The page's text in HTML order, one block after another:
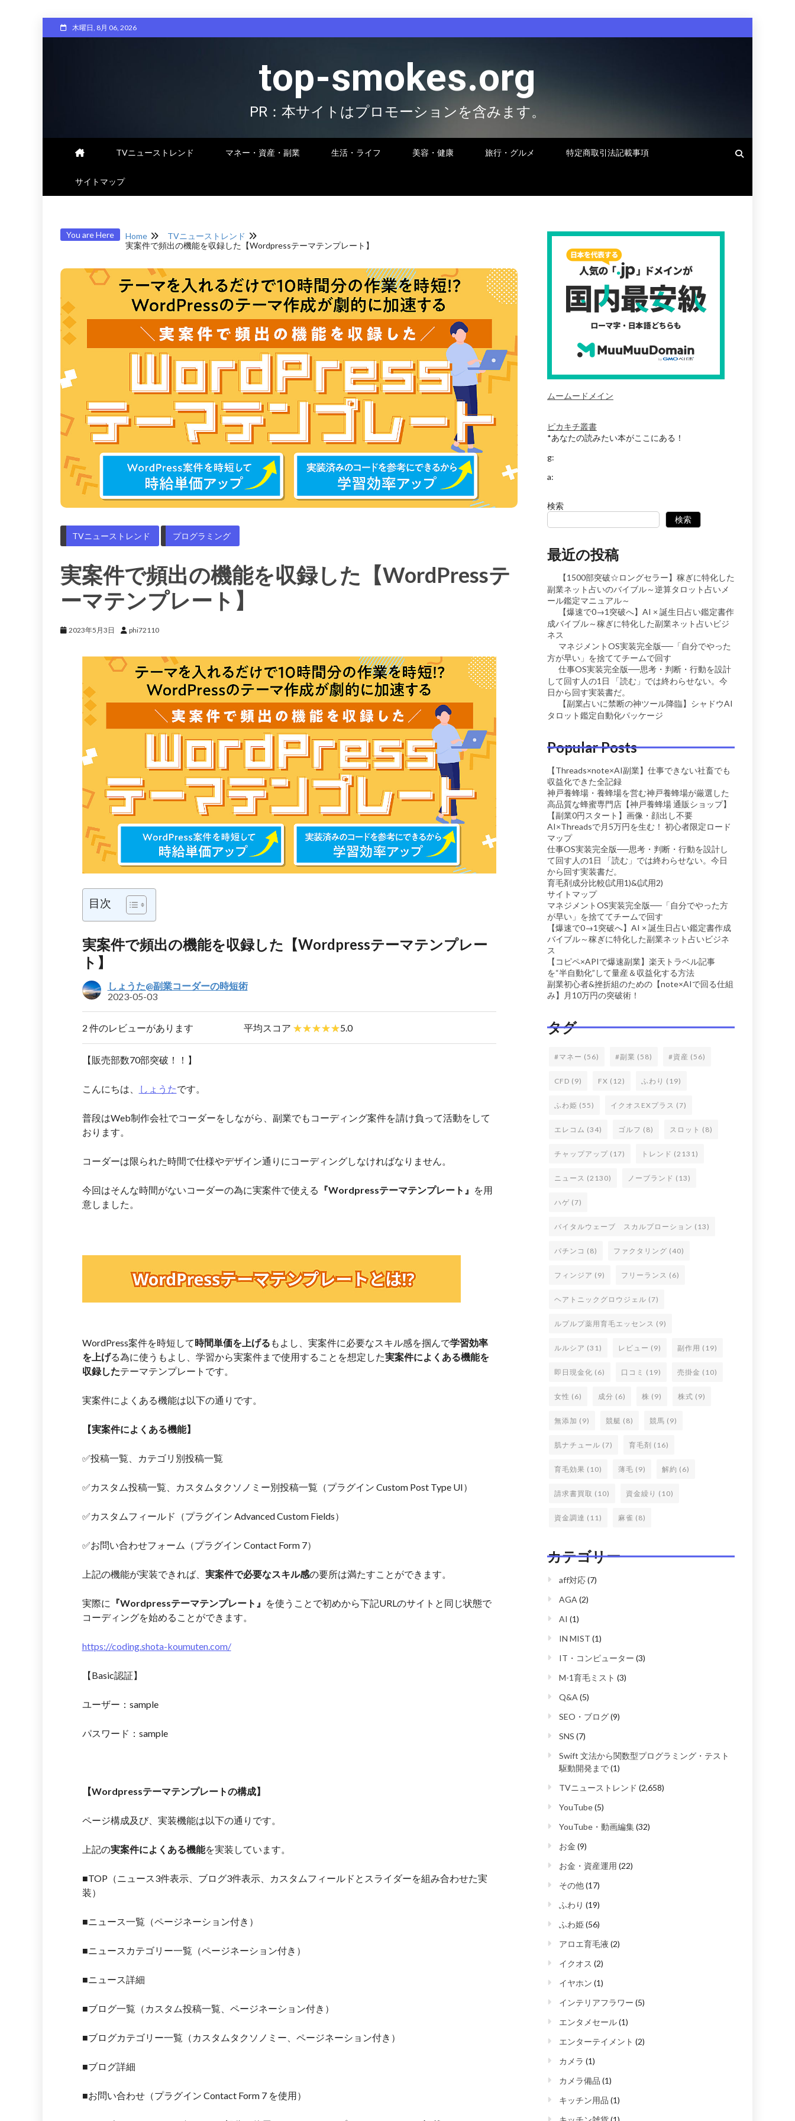
木曜日, 8月 06, 2026
top-smokes.org
PR：本サイトはプロモーションを含みます。
TVニューストレンド マネー・資産・副業 生活・ライフ 美容・健康 旅行・グルメ 特定商取引法記載事項
サイトマップ
You are Here Home
TVニューストレンド
実案件で頻出の機能を収録した【Wordpressテーマテンプレート】
TVニューストレンド プログラミング
実案件で頻出の機能を収録した【WordPressテ
ーマテンプレート】
2023年5月3日 phi72110
目次
実案件で頻出の機能を収録した【Wordpressテーマテンプレー
ト】
しょうた@副業コーダーの時短術
2023-05-03
2 件のレビューがあります 平均スコア 5.0
【販売部数70部突破！！】
こんにちは、 しょうたです。
普段はWeb制作会社でコーダーをしながら、副業でもコーディング案件を請け負って活動をして
おります。
コーダーは限られた時間で仕様やデザイン通りにコーディングしなければなりません。
今回はそんな時間がないコーダーの為に実案件で使える 『Wordpressテーマテンプレート』 を用
意しました。
WordPress案件を時短して時間単価を上げる もよし、実案件に必要なスキル感を掴んで学習効率
を上げる為に使うもよし、学習から実案件まで使用することを想定した実案件によくある機能を
収録したテーマテンプレートです。
実案件によくある機能は以下の通りです。
【実案件によくある機能】
✅投稿一覧、カテゴリ別投稿一覧
✅カスタム投稿一覧、カスタムタクソノミー別投稿一覧（プラグイン Custom Post Type UI）
✅カスタムフィールド（プラグイン Advanced Custom Fields）
✅お問い合わせフォーム（プラグイン Contact Form 7）
上記の機能が実装できれば、 実案件で必要なスキル感の要所は満たすことができます。
実際に 『Wordpressテーマテンプレート』 を使うことで初めから下記URLのサイトと同じ状態で
コーディングを始めることができます。
https://coding.shota-koumuten.com/
【Basic認証】
ユーザー：sample
パスワード：sample
【Wordpressテーマテンプレートの構成】
ページ構成及び、実装機能は以下の通りです。
上記の実案件によくある機能を実装しています。
■TOP（ニュース3件表示、ブログ3件表示、カスタムフィールドとスライダーを組み合わせた実
装）
■ニュース一覧（ページネーション付き）
■ニュースカテゴリー一覧（ページネーション付き）
■ニュース詳細
■ブログ一覧（カスタム投稿一覧、ページネーション付き）
■ブログカテゴリー一覧（カスタムタクソノミー、ページネーション付き）
■ブログ詳細
■お問い合わせ（プラグイン Contact Form 7 を使用）
ムームードメイン
ピカキチ叢書
*あなたの読みたい本がここにある！
g:
a:
検索
検索
最近の投稿
【1500部突破☆ロングセラー】稼ぎに特化した
副業ネット占いのバイブル～逆算タロット占いメ
ール鑑定マニュアル～
【爆速で0→1突破へ】AI × 誕生日占い鑑定書作
成バイブル～稼ぎに特化した副業ネット占いビジ
ネス
マネジメントOS実装完全版──「自分でやった
方が早い」を捨ててチームで回す
仕事OS実装完全版──思考・判断・行動を設計
して回す人の1日 「読む」では終わらせない。今
日から回す実装書だ。
【副業占いに禁断の神ツール降臨】シャドウAI
タロット鑑定自動化パッケージ
Popular Posts
【Threads×note×AI副業】仕事できない社畜でも
収益化できた全記録
神戸養蜂場・養蜂場を営む神戸養蜂場が厳選した
高品質な蜂蜜専門店【神戸養蜂場 通販ショップ】
【副業0円スタート】画像・顔出し不要
AI×Threadsで月5万円を生む！ 初心者限定ロード
マップ
仕事OS実装完全版──思考・判断・行動を設計し
て回す人の1日 「読む」では終わらせない。今日
から回す実装書だ。
育毛剤成分比較(試用1)&(試用2)
サイトマップ
マネジメントOS実装完全版──「自分でやった方
が早い」を捨ててチームで回す
【爆速で0→1突破へ】AI × 誕生日占い鑑定書作成
バイブル～稼ぎに特化した副業ネット占いビジネ
ス
【コピペ×APIで爆速副業】楽天トラベル記事
を“半自動化”して量産＆収益化する方法
副業初心者&挫折組のための【note×AIで回る仕組
み】月10万円の突破術！
タグ
#マネー (56) #副業 (58) #資産 (56)
CFD (9) FX (12) ふわり (19)
ふわ姫 (55) イクオスEXプラス (7)
エレコム (34) ゴルフ (8) スロット (8)
チャップアップ (17) トレンド (2131)
ニュース (2130) ノーブランド (13)
ハゲ (7)
バイタルウェーブ スカルプローション (13)
パチンコ (8) ファクタリング (40)
フィンジア (9) フリーランス (6)
ヘアトニックグロウジェル (7)
ルプルプ薬用育毛エッセンス (9)
ルルシア (31) レビュー (9) 副作用 (19)
即日現金化 (6) 口コミ (19) 売掛金 (10)
女性 (6) 成分 (6) 株 (9) 株式 (9)
無添加 (9) 競艇 (8) 競馬 (9)
肌ナチュール (7) 育毛剤 (16)
育毛効果 (10) 薄毛 (9) 解約 (6)
請求書買取 (10) 資金繰り (10)
資金調達 (11) 麻雀 (8)
カテゴリー
aff対応(7)
AGA (2)
AI (1)
IN MIST (1)
IT・コンピューター (3)
M-1育毛ミスト (3)
Q&A (5)
SEO・ブログ(9)
SNS (7)
Swift 文法から関数型プログラミング・テスト
駆動開発まで(1)
TVニューストレンド (2,658)
YouTube(5)
YouTube・動画編集(32)
お金 (9)
お金・資産運用 (22)
その他(17)
ふわり (19)
ふわ姫 (56)
アロエ育毛液 (2)
イクオス (2)
イヤホン (1)
インテリアフラワー (5)
エンタメセール(1)
エンターテイメント (2)
カメラ (1)
カメラ備品 (1)
キッチン用品 (1)